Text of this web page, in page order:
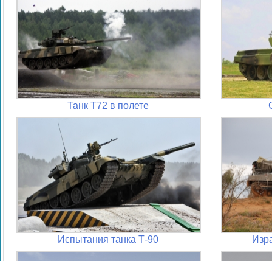
Танк Т72 в полете
Испытания танка Т-90